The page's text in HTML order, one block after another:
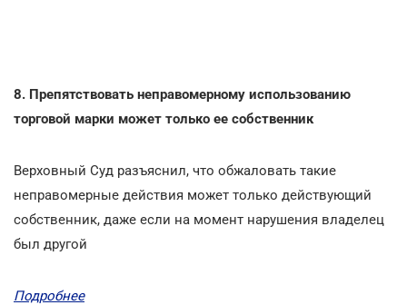
8. Препятствовать неправомерному использованию
торговой марки может только ее собственник
Верховный Суд разъяснил, что обжаловать такие
неправомерные действия может только действующий
собственник, даже если на момент нарушения владелец
был другой
Подробнее